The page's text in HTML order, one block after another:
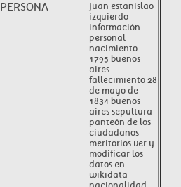
PERSONA
juan estanislao
izquierdo
información
personal
nacimiento
1795 buenos
aires
fallecimiento 28
de mayo de
1834 buenos
aires sepultura
panteón de los
ciudadanos
meritorios ver y
modificar los
datos en
wikidata